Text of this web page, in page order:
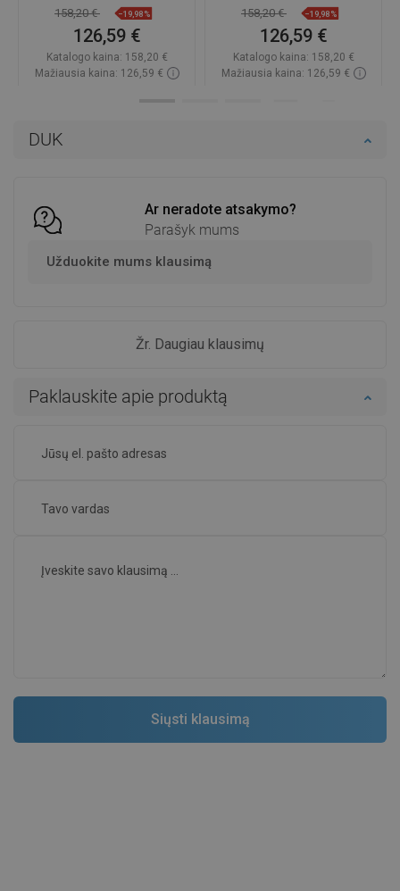
DUK
Ar neradote atsakymo?
Parašyk mums
Užduokite mums klausimą
Žr. Daugiau klausimų
Paklauskite apie produktą
baltas, sifonas chromuotas
158,20 € −19,98%
126,59 €
Katalogo kaina: 158,20 €
Mažiausia kaina: 126,59 €
chromuotą sifoną - 6502901505-
158,20 € −19,98%
126,59 €
Katalogo kaina: 158,20 €
Mažiausia kaina: 126,59 €